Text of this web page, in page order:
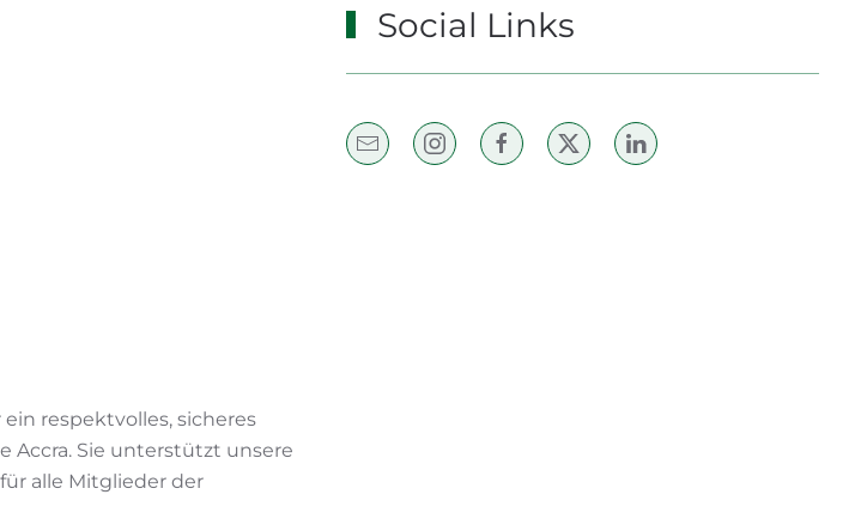
respektvolles, sicheres
Accra. Sie unterstützt unsere
alle Mitglieder der
Social Links